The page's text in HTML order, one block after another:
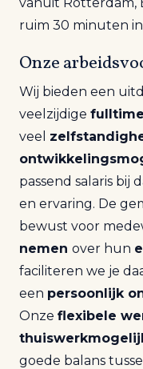
ruim 30 minuten in
Onze
Wij bieden een
veelzijdige fulltime
veel
passend salaris bij
en ervaring. De
bewust voor
nemen over hun
faciliteren we je
een persoonlijk
Onze flexibele
goede balans